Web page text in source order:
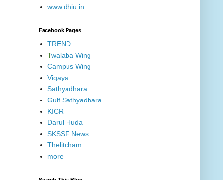
www.dhiu.in
Facebook Pages
TREND
Twalaba Wing
Campus Wing
Viqaya
Sathyadhara
Gulf Sathyadhara
KICR
Darul Huda
SKSSF News
Thelitcham
more